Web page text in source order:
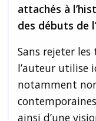
attachés à
des débuts de
Sans rejeter
l’auteur utilise
notamment
ainsi d’une